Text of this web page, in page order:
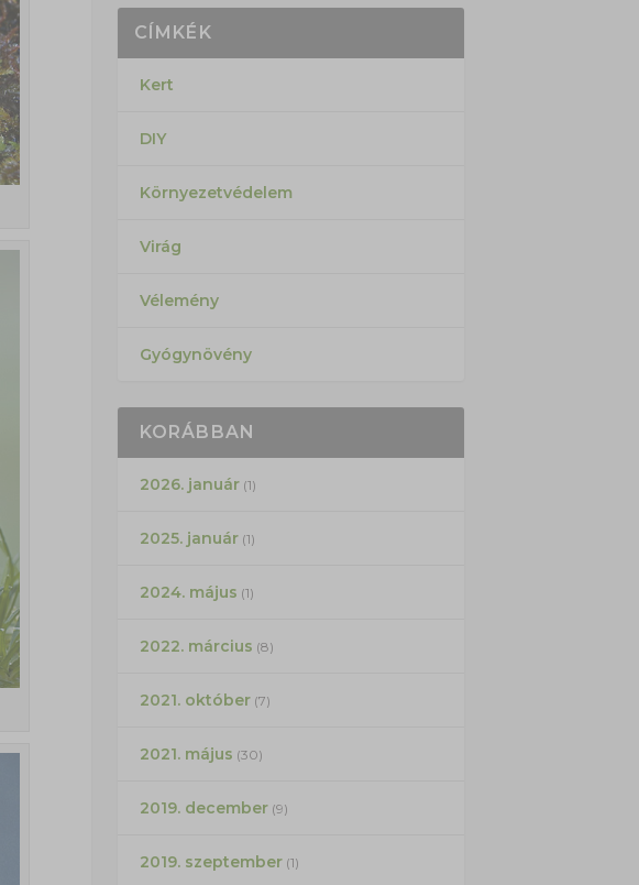
CÍMKÉK
Kert
DIY
Környezetvédelem
Virág
Vélemény
Gyógynövény
KORÁBBAN
2026. január(1)
2025. január(1)
2024. május (1)
2022. március (8)
2021. október(7)
2021. május (30)
2019. december(9)
2019. szeptember(1)